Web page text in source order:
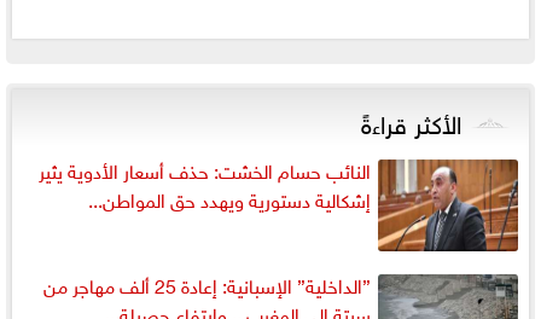
الأكثر قراءةً
النائب حسام الخشت: حذف أسعار الأدوية يثير
إشكالية دستورية ويهدد حق المواطن...
”الداخلية” الإسبانية: إعادة 25 ألف مهاجر من